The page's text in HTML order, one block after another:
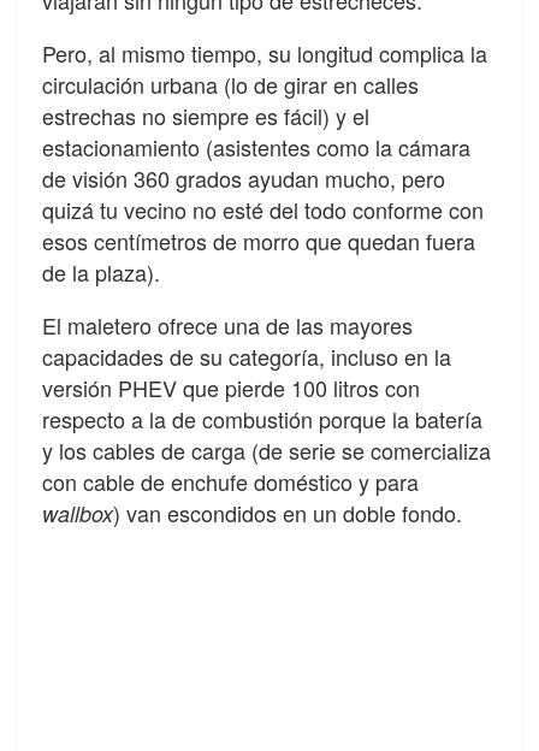
Pero, al mismo tiempo, su longitud complica la
circulación urbana (lo de girar en calles
estrechas no siempre es fácil) y el
estacionamiento (asistentes como la cámara
de visión 360 grados ayudan mucho, pero
quizá tu vecino no esté del todo conforme con
esos centímetros de morro que quedan fuera
de la plaza).
El maletero ofrece una de las mayores
capacidades de su categoría, incluso en la
versión PHEV que pierde 100 litros con
respecto a la de combustión porque la batería
y los cables de carga (de serie se comercializa
con cable de enchufe doméstico y para
wallbox) van escondidos en un doble fondo.